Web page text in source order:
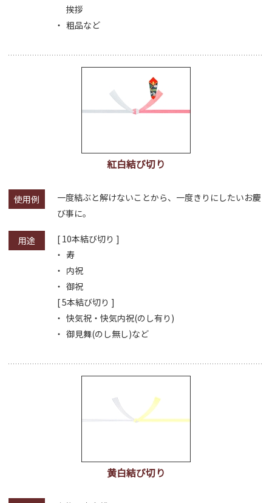
挨拶
粗品など
紅白結び切り
使用例
一度結ぶと解けないことから、一度きりにしたいお慶
び事に。
用途
[ 10本結び切り ]
寿
内祝
御祝
[ 5本結び切り ]
快気祝・快気内祝(のし有り)
御見舞(のし無し)など
黄白結び切り